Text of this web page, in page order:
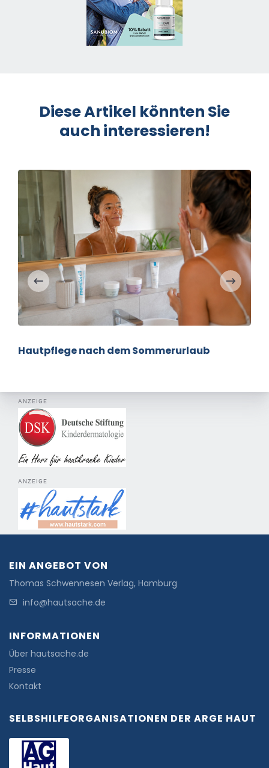
Diese Artikel könnten Sie
auch interessieren!
Hautpflege nach dem Sommerurlaub
ANZEIGE
ANZEIGE
EIN ANGEBOT VON
Thomas Schwennesen Verlag, Hamburg
info@hautsache.de
INFORMATIONEN
Über hautsache.de
Presse
Kontakt
SELBSHILFEORGANISATIONEN DER ARGE HAUT